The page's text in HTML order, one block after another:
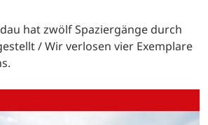
hat zwölf Spaziergänge durch
/ Wir verlosen vier Exemplare